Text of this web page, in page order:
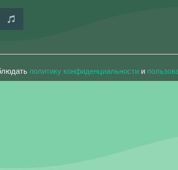
политику конфиденциальности и